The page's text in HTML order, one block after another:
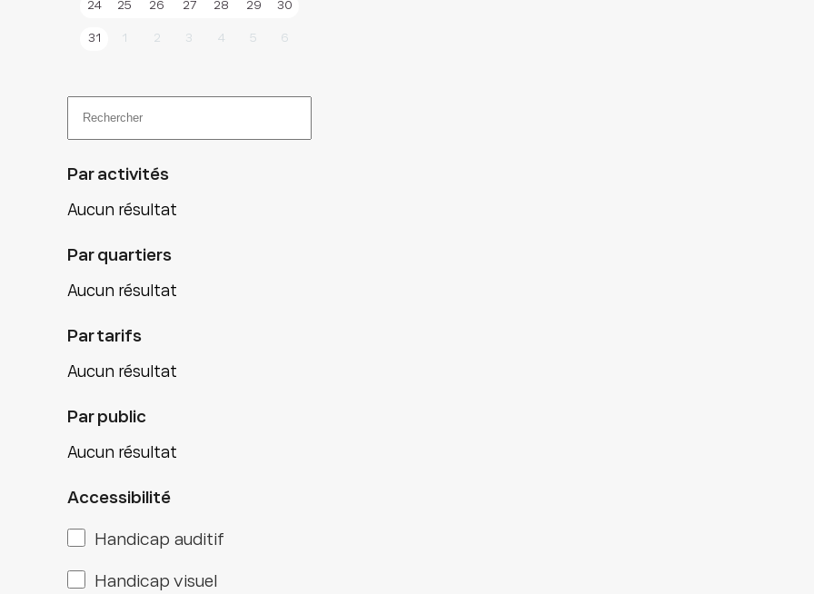
24 25 26 27 28 29 30
31 1 2 3 4 5 6
Par activités
Aucun résultat
Par quartiers
Aucun résultat
Par tarifs
Aucun résultat
Par public
Aucun résultat
Accessibilité
Handicap auditif
Handicap visuel